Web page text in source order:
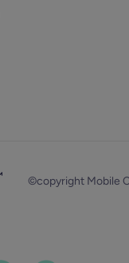
©copyright Mobile